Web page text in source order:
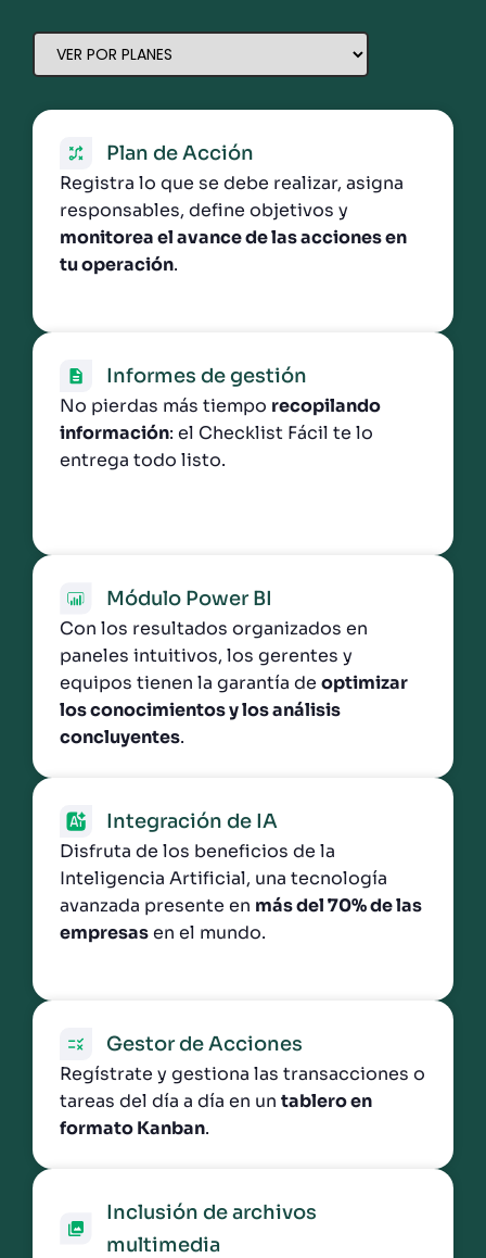
Plan de Acción
Registra lo que se debe realizar, asigna
responsables, define objetivos y
monitorea el avance de las acciones en
tu operación.
Informes de gestión
No pierdas más tiempo recopilando
información: el Checklist Fácil te lo
entrega todo listo.
Módulo Power BI
Con los resultados organizados en
paneles intuitivos, los gerentes y
equipos tienen la garantía de optimizar
los conocimientos y los análisis
concluyentes.
Integración de IA
Disfruta de los beneficios de la
Inteligencia Artificial, una tecnología
avanzada presente en más del 70% de las
empresasen el mundo.
Gestor de Acciones
Regístrate y gestiona las transacciones o
tareas del día a día en un tablero en
formato Kanban.
Inclusión de archivos
multimedia